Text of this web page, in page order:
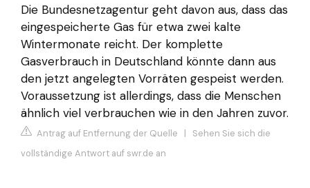
Die Bundesnetzagentur geht davon aus, dass das
eingespeicherte Gas für etwa zwei kalte
Wintermonate reicht. Der komplette
Gasverbrauch in Deutschland könnte dann aus
den jetzt angelegten Vorräten gespeist werden.
Voraussetzung ist allerdings, dass die Menschen
ähnlich viel verbrauchen wie in den Jahren zuvor.
Antrag auf Entfernung der Quelle | Sehen Sie sich die
vollständige Antwort auf swr.de an